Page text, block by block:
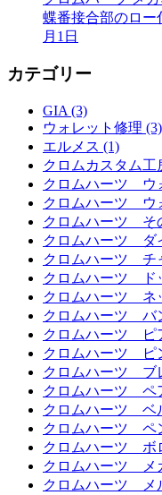
蝶番接合部のロー
月1日
カテゴリー
GIA (3)
ウォレット修理 (3)
エルメス (1)
クロムカスタム工
クロムハーツ ウ
クロムハーツ ウ
クロムハーツ そ
クロムハーツ ダ
クロムハーツ チ
クロムハーツ ド
クロムハーツ ネ
クロムハーツ バ
クロムハーツ ピ
クロムハーツ ピ
クロムハーツ ブ
クロムハーツ ペ
クロムハーツ ベ
クロムハーツ ペ
クロムハーツ ボ
クロムハーツ メ
クロムハーツ メ